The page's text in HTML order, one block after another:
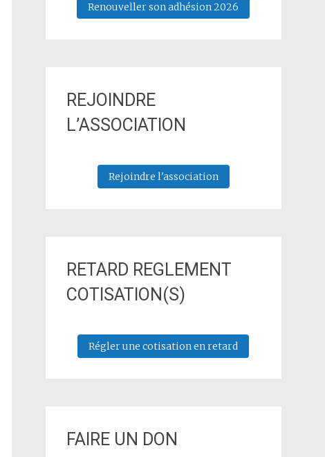
Renouveller son adhésion 2026
REJOINDRE
L’ASSOCIATION
Rejoindre l'association
RETARD REGLEMENT
COTISATION(S)
Régler une cotisation en retard
FAIRE UN DON